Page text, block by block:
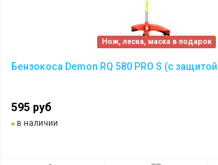
Нож, леска, маска в подарок
Бензокоса Demon RQ 580 PRO S (с
595 руб
в наличии